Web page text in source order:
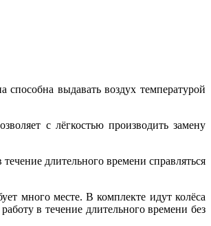
выдавать воздух температурой
с лёгкостью производить замену
длительного времени справляться
много месте. В комплекте идут колёса
в течение длительного времени без